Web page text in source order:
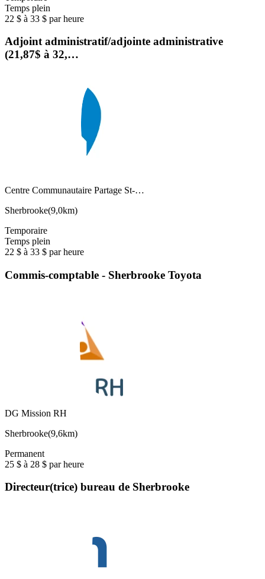
Temps plein
22 $ à 33 $ par heure
Adjoint administratif/adjointe administrative
(21,87$ à 32,…
Centre Communautaire Partage St-…
Sherbrooke(9,0km)
Temporaire
Temps plein
22 $ à 33 $ par heure
Commis-comptable - Sherbrooke Toyota
DG Mission RH
Sherbrooke(9,6km)
Permanent
25 $ à 28 $ par heure
Directeur(trice) bureau de Sherbrooke